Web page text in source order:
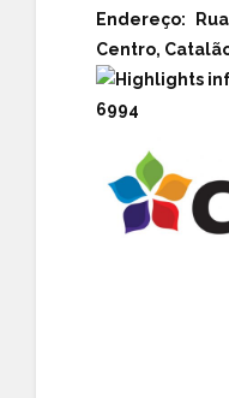
Endereço:
Centro, Catalão
6994